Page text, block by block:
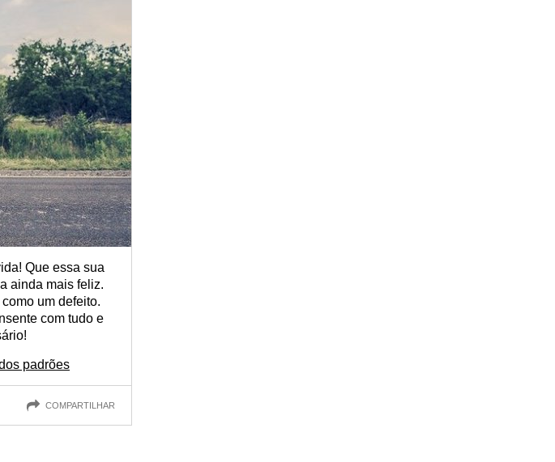
Que essa sua
ainda mais feliz.
um defeito.
com tudo e
padrões
COMPARTILHAR